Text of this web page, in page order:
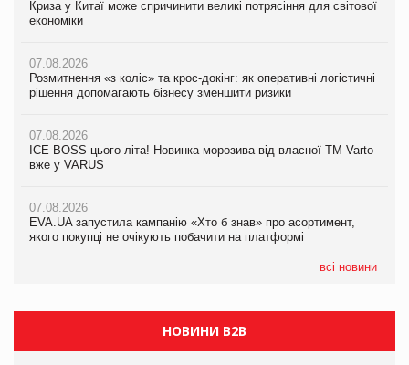
Криза у Китаї може спричинити великі потрясіння для світової
економіки
07.08.2026
Розмитнення «з коліс» та крос-докінг: як оперативні логістичні
рішення допомагають бізнесу зменшити ризики
07.08.2026
ICE BOSS цього літа! Новинка морозива від власної ТМ Varto
вже у VARUS
07.08.2026
EVA.UA запустила кампанію «Хто б знав» про асортимент,
якого покупці не очікують побачити на платформі
всі новини
Криза у Китаї може спричинити великі потрясіння для світової
економіки
07.08.2026
Розмитнення «з коліс» та крос-докінг: як оперативні логістичні
рішення допомагають бізнесу зменшити ризики
07.08.2026
ICE BOSS цього літа! Новинка морозива від власної ТМ Varto
вже у VARUS
07.08.2026
EVA.UA запустила кампанію «Хто б знав» про асортимент,
якого покупці не очікують побачити на платформі
Криза у Китаї може спричинити великі потрясіння для світової
економіки
07.08.2026
Kraft Heinz скоротила збиток у першому півріччі
Продажі Hugo Boss впали на 9%
НОВИНИ B2B